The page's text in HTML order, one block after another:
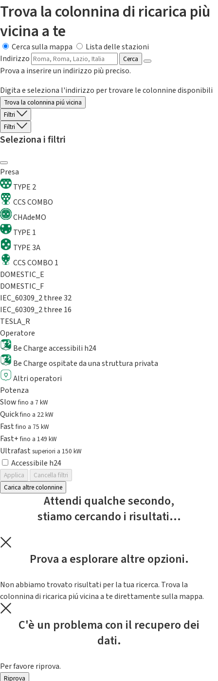
Trova la colonnina di ricarica più
vicina a te
Cerca sulla mappa
Lista delle stazioni
Indirizzo
Cerca
Prova a inserire un indirizzo più preciso.
Digita e seleziona l'indirizzo per trovare le colonnine disponibili
Trova la colonnina piú vicina
Filtri
Filtri
Seleziona i filtri
Presa
TYPE 2
CCS COMBO
CHAdeMO
TYPE 1
TYPE 3A
CCS COMBO 1
DOMESTIC_E
DOMESTIC_F
IEC_60309_2 three 32
IEC_60309_2 three 16
TESLA_R
Operatore
Be Charge accessibili h24
Be Charge ospitate da una struttura privata
Altri operatori
Potenza
Slowfino a 7 kW
Quickfino a 22 kW
Fastfino a 75 kW
Fast+fino a 149 kW
Ultrafast superiori a 150 kW
Accessibile h24
Applica
Cancella filtri
Carica altre colonnine
Attendi qualche secondo,
stiamo cercando i risultati...
Prova a esplorare altre opzioni.
Non abbiamo trovato risultati per la tua ricerca. Trova la
colonnina di ricarica piú vicina a te direttamente sulla mappa.
C'è un problema con il recupero dei
dati.
Per favore riprova.
Riprova